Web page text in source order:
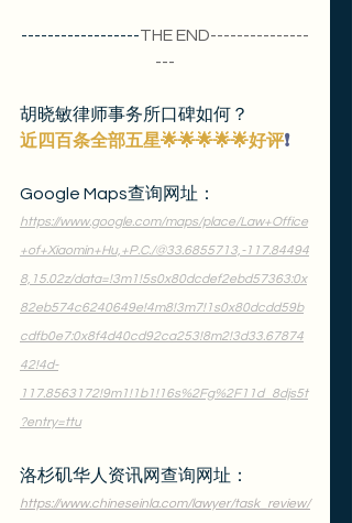
------------------THE END---------------
---
胡晓敏律师事务所口碑如何？
近四百条全部五星🌟🌟🌟🌟🌟好评❗️
Google Maps查询网址：
https://www.google.com/maps/place/Law+Office
+of+Xiaomin+Hu,+P.C./@33.6855713,-117.84494
8,15.02z/data=!3m1!5s0x80dcdef2ebd57363:0x
82eb574c6240649e!4m8!3m7!1s0x80dcdd59b
cdfb0e7:0x8f4d40cd92ca253!8m2!3d33.67874
42!4d-
117.8563172!9m1!1b1!16s%2Fg%2F11d_8djs5t
?entry=ttu
洛杉矶华人资讯网查询网址：
https://www.chineseinla.com/lawyer/task_review/